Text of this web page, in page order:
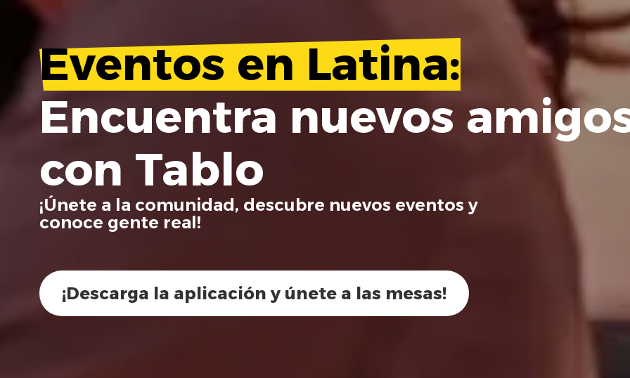
Eventos en Latina:
Encuentra nuevos
con Tablo
¡Únete a la comunidad, descubre nuevos eventos y
conoce gente real!
¡Descarga la aplicación y únete a las mesas!